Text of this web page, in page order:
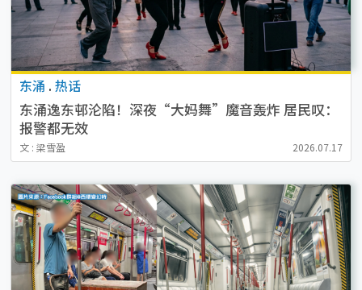
东涌 . 热话
东涌逸东邨沦陷！深夜“大妈舞”魔音轰炸 居民叹：
报警都无效
文 : 梁雪盈 2026.07.17